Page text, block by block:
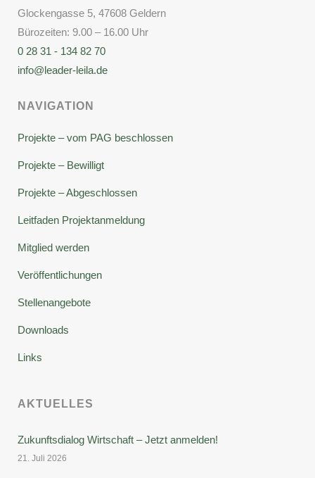
Glockengasse 5, 47608 Geldern
Bürozeiten: 9.00 – 16.00 Uhr
0 28 31 - 134 82 70
info@leader-leila.de
NAVIGATION
Projekte – vom PAG beschlossen
Projekte – Bewilligt
Projekte – Abgeschlossen
Leitfaden Projektanmeldung
Mitglied werden
Veröffentlichungen
Stellenangebote
Downloads
Links
AKTUELLES
Zukunftsdialog Wirtschaft – Jetzt anmelden!
21. Juli 2026